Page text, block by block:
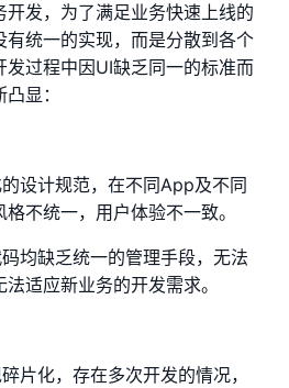
开发，为了满足业务快速上线的
有统一的实现，而是分散到各个
发过程中因UI缺乏同一的标准而
显：
设计规范，在不同App及不同
不统一，用户体验不一致。
均缺乏统一的管理手段，无法
适应新业务的开发需求。
化，存在多次开发的情况，